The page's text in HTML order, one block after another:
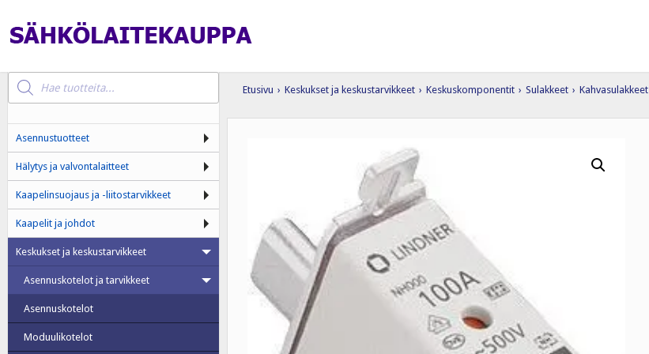
Etusivu › Keskukset ja keskustarvikkeet › Keskuskomponentit › Sulakkeet › Kahvasulakkeet
Products
search
Asennustuotteet
Hälytys ja valvontalaitteet
Kaapelinsuojaus ja -liitostarvikkeet
Kaapelit ja johdot
Keskukset ja keskustarvikkeet
Asennuskotelot ja tarvikkeet
Asennuskotelot
Moduulikotelot